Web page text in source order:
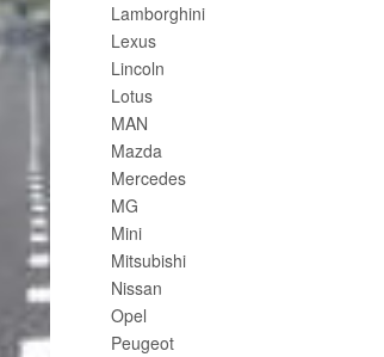
Lamborghini
Lexus
Lincoln
Lotus
MAN
Mazda
Mercedes
MG
Mini
Mitsubishi
Nissan
Opel
Peugeot